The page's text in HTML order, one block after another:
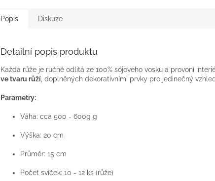
Popis Diskuze
Detailní popis produktu
Každá růže je ručně odlitá ze 100% sójového vosku a provoní
ve tvaru růží , doplněných dekorativními prvky pro jedinečný
Parametry:
Váha: cca 500 - 600g g
Výška: 20 cm
Průměr: 15 cm
Počet svíček: 10 - 12 ks (růže)